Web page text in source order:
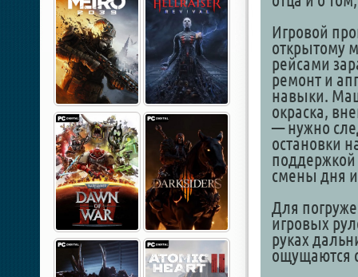
Игровой
открытому
рейсами
ремонт и
навыки.
окраска,
— нужно
остановки
смены дня
Для
игровых
руках
ощущаются